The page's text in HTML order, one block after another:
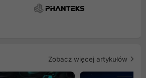
Zobacz więcej artykułów